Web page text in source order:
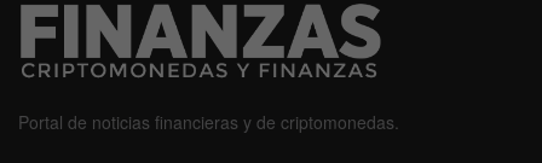
Portal de noticias financieras y de criptomonedas.